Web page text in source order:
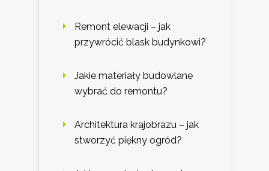
Remont elewacji – jak
przywrócić blask budynkowi?
Jakie materiały budowlane
wybrać do remontu?
Architektura krajobrazu – jak
stworzyć piękny ogród?